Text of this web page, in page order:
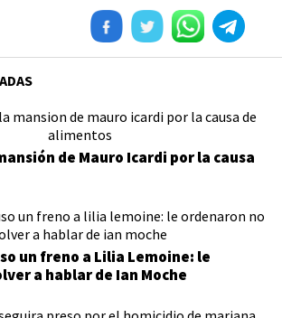
de Mauro Icardi por la causa
un freno a Lilia Lemoine: le
a hablar de Ian Moche